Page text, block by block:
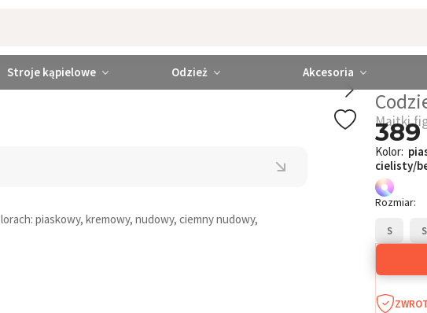
Stroje kąpielowe Odzież Akcesoria
Majtki
389
Kolor:
cielisty/
Rozmiar:
S S
piaskowy, kremowy, nudowy, ciemny nudowy,